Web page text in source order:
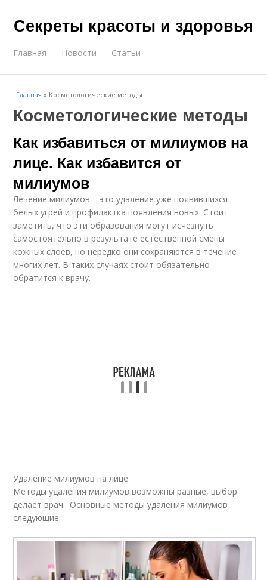
Секреты красоты и здоровья
Главная Новости Статьи
Главная » Косметологические методы
Косметологические методы
Как избавиться от милиумов на
лице. Как избавится от
милиумов
Лечение милиумов – это удаление уже появившихся
белых угрей и профилактка появления новых. Стоит
заметить, что эти образования могут исчезнуть
самостоятельно в результате естественной смены
кожных слоев, но нередко они сохраняются в течение
многих лет. В таких случаях стоит обязательно
обратится к врачу.
Удаление милиумов на лице
Методы удаления милиумов возможны разные, выбор
делает врач. Основные методы удаления милиумов
следующие: